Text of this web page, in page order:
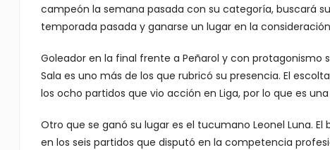
campeón la semana pasada con su categoría, buscará
temporada pasada y ganarse un lugar en la
Goleador en la final frente a Peñarol y con
Sala es uno más de los que rubricó su presencia. El
los ocho partidos que vio acción en Liga, por lo que es
Otro que se ganó su lugar es el tucumano Leonel Luna.
en los seis partidos que disputó en la competencia